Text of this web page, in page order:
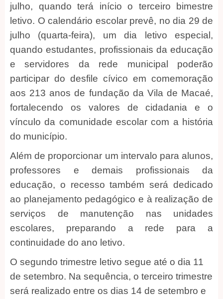
julho, quando terá início o terceiro bimestre
letivo. O calendário escolar prevê, no dia 29 de
julho (quarta-feira), um dia letivo especial,
quando estudantes, profissionais da educação
e servidores da rede municipal poderão
participar do desfile cívico em comemoração
aos 213 anos de fundação da Vila de Macaé,
fortalecendo os valores de cidadania e o
vínculo da comunidade escolar com a história
do município.
Além de proporcionar um intervalo para alunos,
professores e demais profissionais da
educação, o recesso também será dedicado
ao planejamento pedagógico e à realização de
serviços de manutenção nas unidades
escolares, preparando a rede para a
continuidade do ano letivo.
O segundo trimestre letivo segue até o dia 11
de setembro. Na sequência, o terceiro trimestre
será realizado entre os dias 14 de setembro e